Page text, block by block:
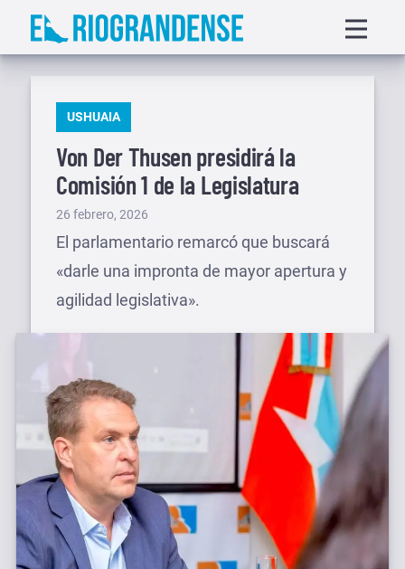
Saltar
menu
PUBLICADO
USHUAIA
Von Der Thusen presidirá la
Comisión 1 de la Legislatura
Publicado
el
26 febrero, 2026
El parlamentario remarcó que buscará
«darle una impronta de mayor apertura y
agilidad legislativa».